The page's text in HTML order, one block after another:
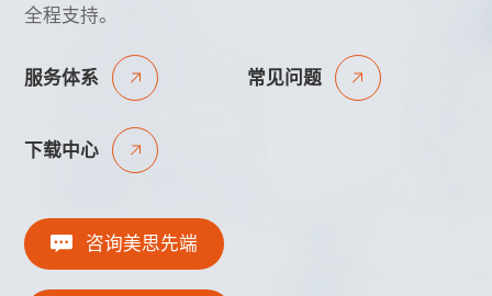
全程支持。
服务体系 常见问题
下载中心
咨询美思先端